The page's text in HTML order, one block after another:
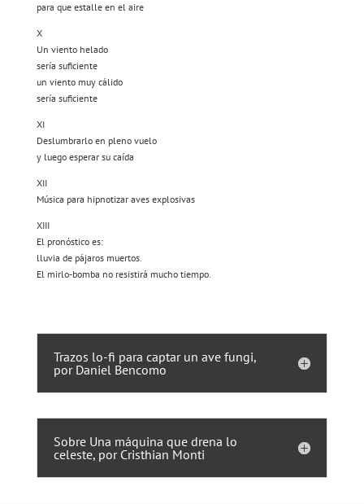
para que estalle en el aire
X
Un viento helado
sería suficiente
un viento muy cálido
sería suficiente
XI
Deslumbrarlo en pleno vuelo
y luego esperar su caída
XII
Música para hipnotizar aves explosivas
XIII
El pronóstico es:
lluvia de pájaros muertos.
El mirlo-bomba no resistirá mucho tiempo.
Trazos lo-fi para captar un ave fungi,
por Daniel Bencomo
Sobre Una máquina que drena lo
celeste, por Cristhian Monti